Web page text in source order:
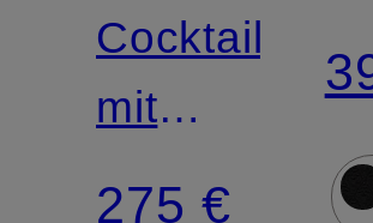
Cocktailkleid
mit
Plissees
275 €